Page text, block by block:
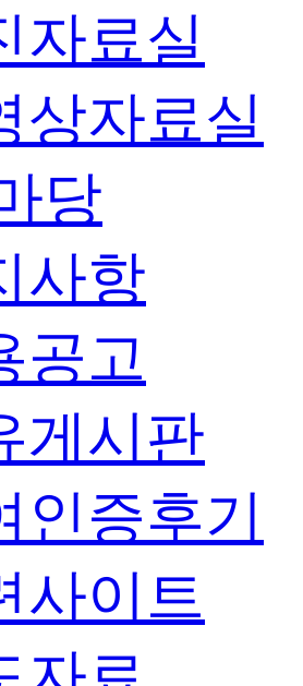
자료실
상자료실
당
사항
공고
게시판
인증후기
사이트